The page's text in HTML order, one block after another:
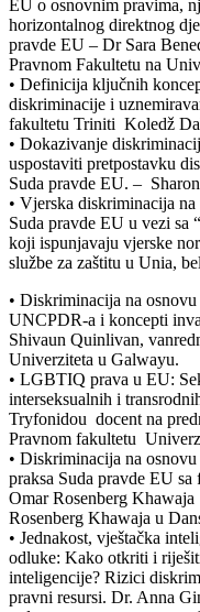
EU o osnovnim pravima,
horizontalnog direktnog
pravde EU – Dr Sara
Pravnom Fakultetu na
• Definicija ključnih
diskriminacije i
fakultetu Triniti Koledž
• Dokazivanje
uspostaviti pretpostavku
Suda pravde EU. –
• Vjerska diskriminacija na
Suda pravde EU u vezi sa
koji ispunjavaju vjerske
službe za zaštitu u Unia,
• Diskriminacija na
UNCPDR-a i koncepti
Shivaun Quinlivan,
Univerziteta u Galwayu.
• LGBTIQ prava u EU:
interseksualnih i
Tryfonidou docent na
Pravnom fakultetu
• Diskriminacija na
praksa Suda pravde EU
Omar Rosenberg
Rosenberg Khawaja u
• Jednakost, vještačka
odluke: Kako otkriti i
inteligencije? Rizici
pravni resursi. Dr. Anna